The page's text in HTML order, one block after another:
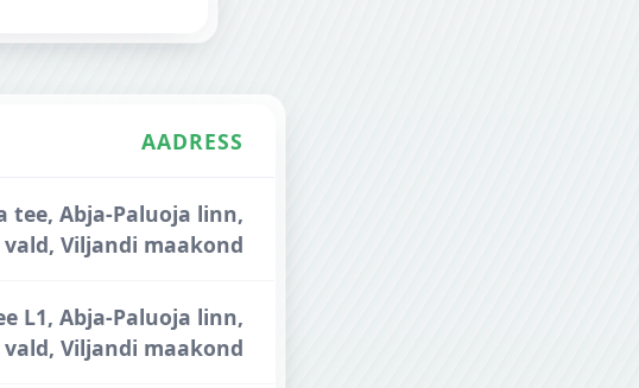
AADRESS
tee, Abja-Paluoja linn,
Viljandi maakond
L1, Abja-Paluoja linn,
Viljandi maakond